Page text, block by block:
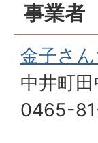
事業者
金子さ
中井町
0465-